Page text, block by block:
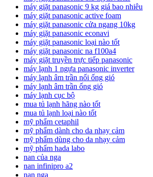
máy giặt panasonic 9 kg giá bao nhiêu
máy giặt panasonic active foam
máy giặt panasonic cửa ngang 10kg
máy giặt panasonic econavi
máy giặt panasonic loại nào tốt
máy giặt panasonic na f100a4
máy giặt truyền trực tiếp panasonic
máy lạnh 1 ngựa panasonic inverter
máy lạnh âm trần nối ống gió
máy lạnh âm trần ống gió
máy lạnh cục bộ
mua tủ lạnh hãng nào tốt
mua tủ lạnh loại nào tốt
mỹ phẩm cetaphil
mỹ phẩm dành cho da nhạy cảm
mỹ phẩm dùng cho da nhạy cảm
mỹ phẩm hada labo
nan của nga
nan infinipro a2
nan nga